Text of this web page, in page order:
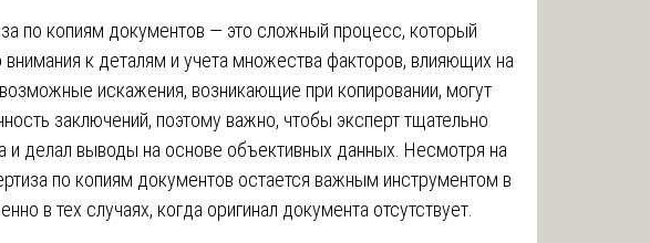
по копиям документов — это сложный процесс, который
внимания к деталям и учета множества факторов, влияющих на
искажения, возникающие при копировании, могут
заключений, поэтому важно, чтобы эксперт тщательно
и делал выводы на основе объективных данных. Несмотря на
по копиям документов остается важным инструментом в
в тех случаях, когда оригинал документа отсутствует.